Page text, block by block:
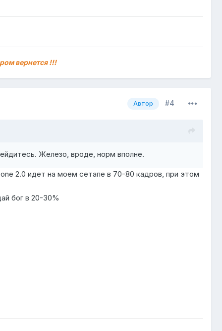
вернется !!!
Автор #4
Железо, вроде, норм вполне.
2.0 идет на моем сетапе в 70-80 кадров, при этом
бог в 20-30%